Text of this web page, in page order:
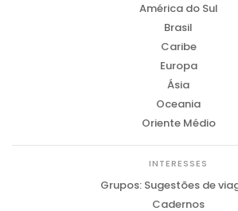
América do Sul
Brasil
Caribe
Europa
Ásia
Oceania
Oriente Médio
INTERESSES
Grupos: Sugestões de
Cadernos